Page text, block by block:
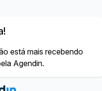
está mais recebendo
Agendin.